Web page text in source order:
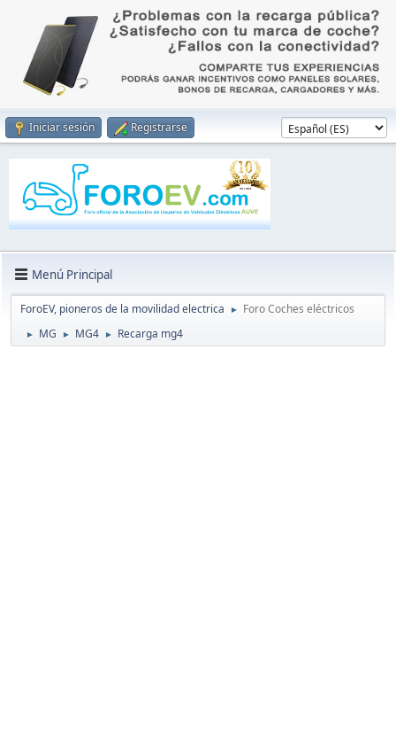
Iniciar sesión Registrarse
Menú Principal
ForoEV, pioneros de la movilidad electrica ► Foro Coches eléctricos
► MG ► MG4 ► Recarga mg4